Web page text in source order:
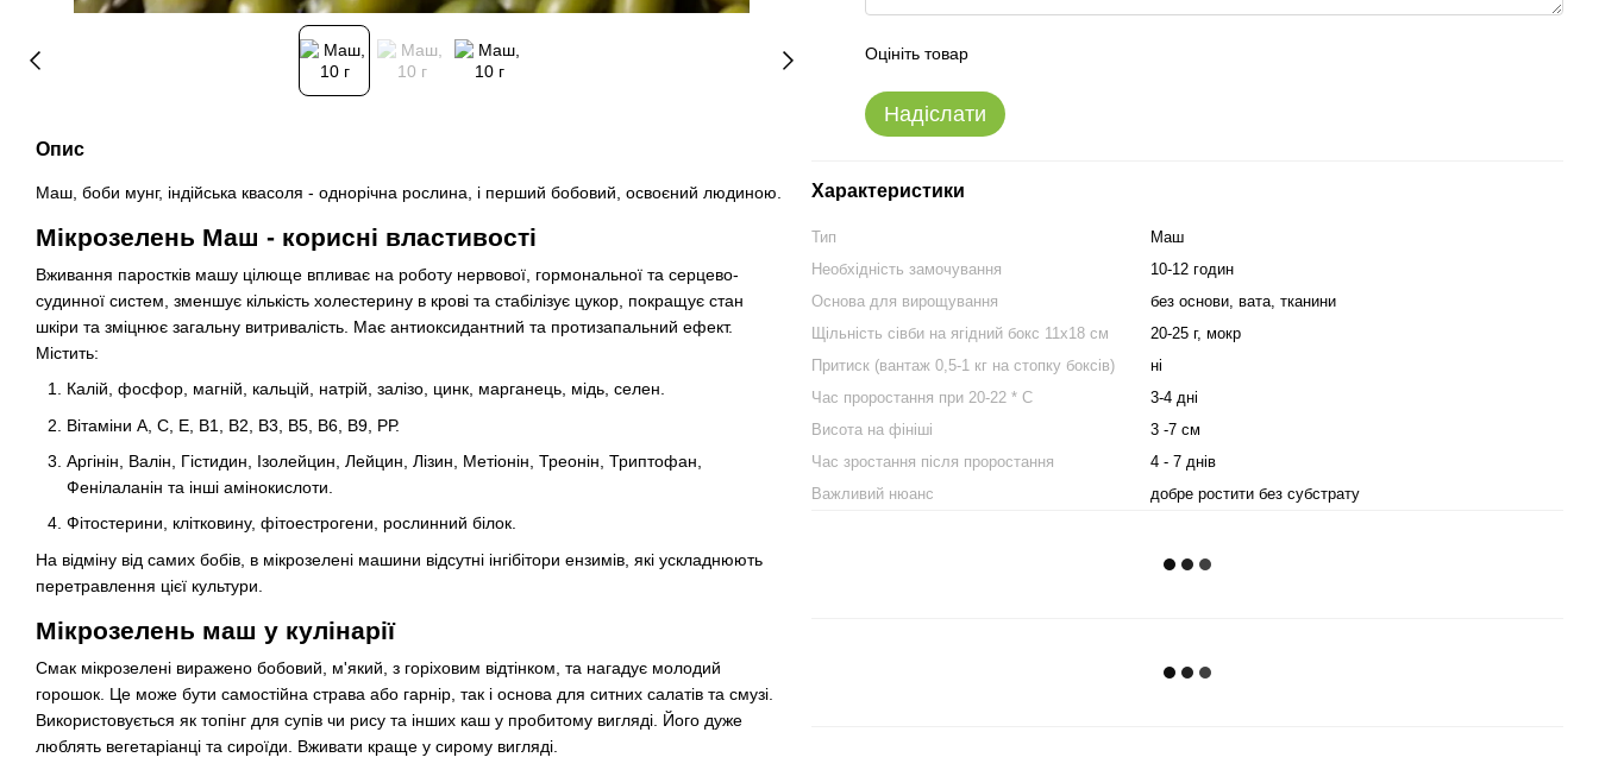
Опис
Маш, боби мунг, індійська квасоля - однорічна рослина, і перший бобовий, освоєний людиною.
Мікрозелень Маш - корисні властивості
Вживання паростків машу цілюще впливає на роботу нервової, гормональної та серцево-
судинної систем, зменшує кількість холестерину в крові та стабілізує цукор, покращує стан
шкіри та зміцнює загальну витривалість. Має антиоксидантний та протизапальний ефект.
Містить:
Калій, фосфор, магній, кальцій, натрій, залізо, цинк, марганець, мідь, селен.
Вітаміни А, С, Е, В1, В2, В3, В5, В6, В9, РР.
Аргінін, Валін, Гістидин, Ізолейцин, Лейцин, Лізин, Метіонін, Треонін, Триптофан,
Фенілаланін та інші амінокислоти.
Фітостерини, клітковину, фітоестрогени, рослинний білок.
На відміну від самих бобів, в мікрозелені машини відсутні інгібітори ензимів, які ускладнюють
перетравлення цієї культури.
Мікрозелень маш у кулінарії
Смак мікрозелені виражено бобовий, м'який, з горіховим відтінком, та нагадує молодий
горошок. Це може бути самостійна страва або гарнір, так і основа для ситних салатів та смузі.
Використовується як топінг для супів чи рису та інших каш у пробитому вигляді. Його дуже
люблять вегетаріанці та сироїди. Вживати краще у сирому вигляді.
Оцініть товар
Надіслати
Характеристики
Тип
Маш
Необхідність замочування
10-12 годин
Основа для вирощування
без основи, вата, тканини
Щільність сівби на ягідний бокс 11х18 см
20-25 г, мокр
Притиск (вантаж 0,5-1 кг на стопку боксів)
ні
Час проростання при 20-22 * C
3-4 дні
Висота на фініші
3 -7 см
Час зростання після проростання
4 - 7 днів
Важливий нюанс
добре ростити без субстрату